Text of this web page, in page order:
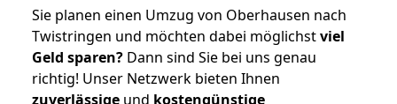
Sie planen einen Umzug von Oberhausen nach
Twistringen und möchten dabei möglichstviel
Geld sparen? Dann sind Sie bei uns genau
richtig! Unser Netzwerk bieten Ihnen
zuverlässige und kostengünstige